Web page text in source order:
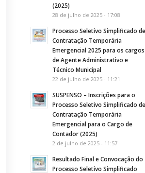
(2025)
28 de julho de 2025 - 17:08
Processo Seletivo Simplificado de
Contratação Temporária
Emergencial 2025 para os cargos
de Agente Administrativo e
Técnico Municipal
22 de julho de 2025 - 11:21
SUSPENSO – Inscrições para o
Processo Seletivo Simplificado de
Contratação Temporária
Emergencial para o Cargo de
Contador (2025)
2 de julho de 2025 - 11:57
Resultado Final e Convocação do
Processo Seletivo Simplificado